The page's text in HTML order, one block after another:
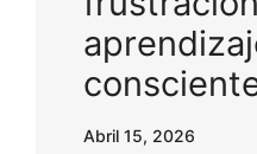
Abril 15, 2026